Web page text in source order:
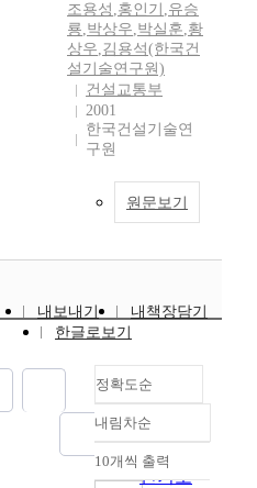
조용성 ,홍인기 ,유승
룡,박상우,박실훈,황
상우,김용석(한국건
설기술연구원)
건설교통부
2001
한국건설기술연
구원
원문보기
내보내기
내책장담기
한글로보기
정확도순
정확도
순
인기도
내림차순
내림차순
10개씩 출력